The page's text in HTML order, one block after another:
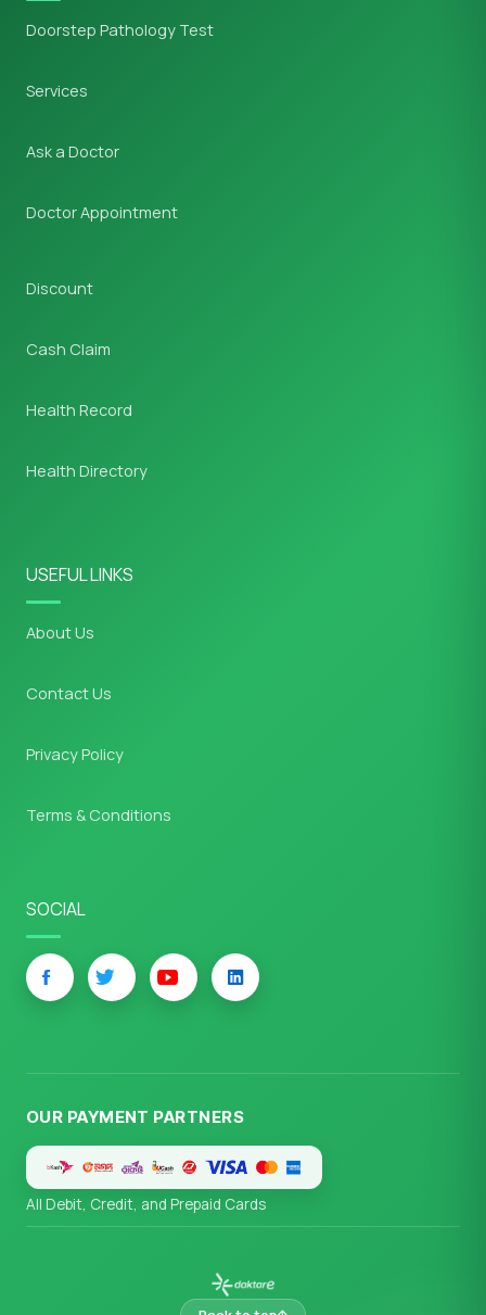
Doorstep Pathology Test
Services
Ask a Doctor
Doctor Appointment
Discount
Cash Claim
Health Record
Health Directory
USEFUL LINKS
About Us
Contact Us
Privacy Policy
Terms & Conditions
SOCIAL
OUR PAYMENT PARTNERS
All Debit, Credit, and Prepaid Cards